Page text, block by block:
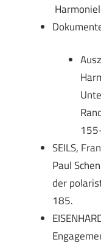
SEILS,
Paul
der
185.